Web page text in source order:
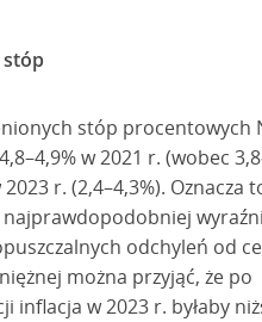
stóp procentowych
w 2021 r. (wobec
r. (2,4–4,3%). Oznacza
odchyleń od
można przyjąć, że po
w 2023 r. byłaby